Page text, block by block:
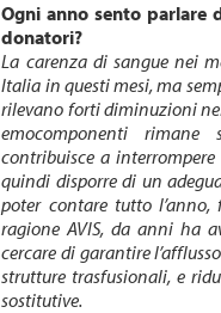
Ogni anno sento parlare
donatori?
La carenza di sangue nei
Italia in questi mesi, ma
rilevano forti diminuzioni
emocomponenti
contribuisce a
quindi disporre di un
poter contare tutto
ragione AVIS, da anni ha
cercare di garantire
strutture trasfusionali, e
sostitutive.